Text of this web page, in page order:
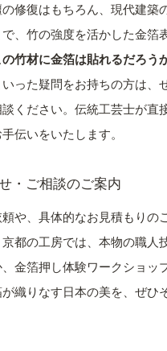
修復はもちろん、現代建築
、竹の強度を活かした金箔
の竹材に金箔は貼れるだろう
いった疑問をお持ちの方は、
ください。伝統工芸士が直
伝いをいたします。
・ご相談のご案内
や、具体的なお見積もりの
都の工房では、本物の職人
金箔押し体験ワークショッ
織りなす日本の美を、ぜひ